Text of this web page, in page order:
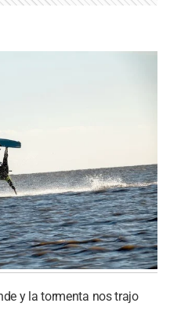
y la tormenta nos trajo